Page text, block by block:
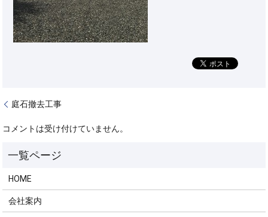
庭石撤去工事
コメントは受け付けていません。
HOME
会社案内